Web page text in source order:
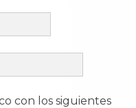
con los siguientes